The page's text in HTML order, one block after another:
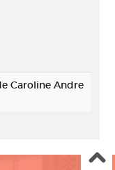
Caroline Andre